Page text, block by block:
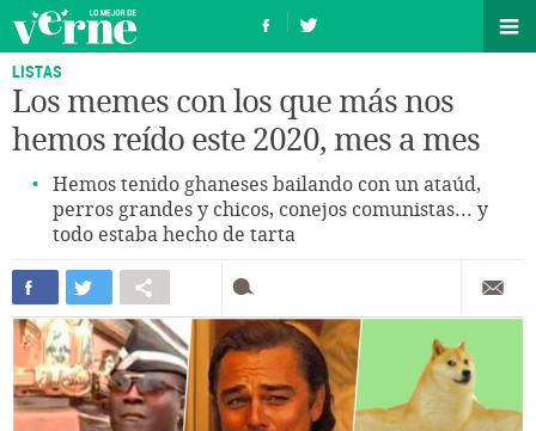
LISTAS
Los memes con los que más nos
hemos reído este 2020, mes a mes
Hemos tenido ghaneses bailando con un ataúd,
perros grandes y chicos, conejos comunistas... y
todo estaba hecho de tarta